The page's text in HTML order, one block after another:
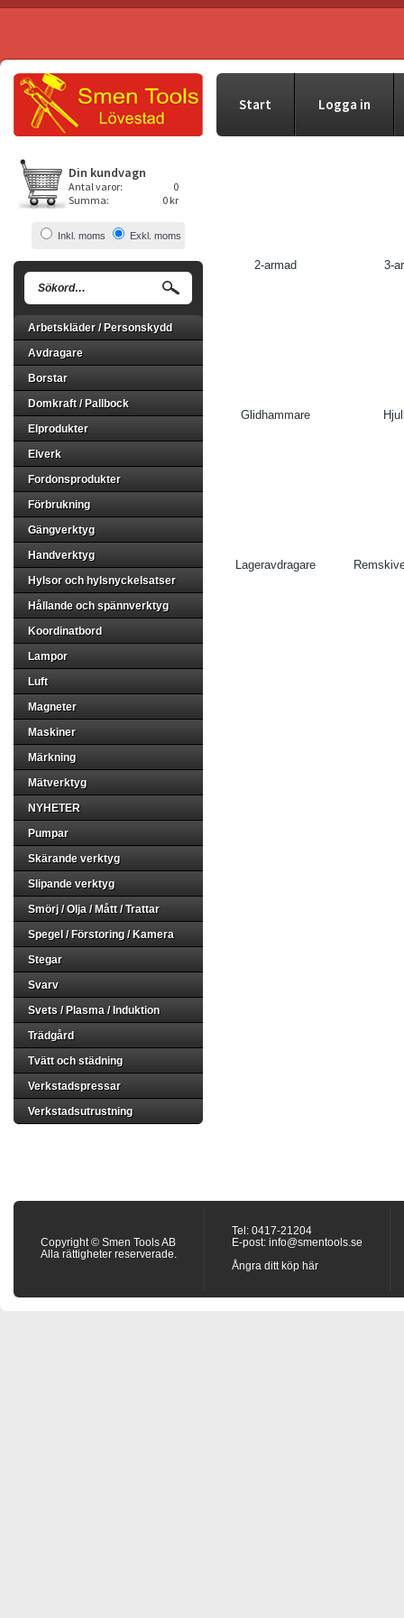
Start Logga in
Din kundvagn
Antal varor:
0
Summa:
0 kr
Inkl. moms Exkl. moms
Arbetskläder / Personskydd
Avdragare
Borstar
Domkraft / Pallbock
Elprodukter
Elverk
Fordonsprodukter
Förbrukning
Gängverktyg
Handverktyg
Hylsor och hylsnyckelsatser
Hållande och spännverktyg
Koordinatbord
Lampor
Luft
Magneter
Maskiner
Märkning
Mätverktyg
NYHETER
Pumpar
Skärande verktyg
Slipande verktyg
Smörj / Olja / Mått / Trattar
Spegel / Förstoring / Kamera
Stegar
Svarv
Svets / Plasma / Induktion
Trädgård
Tvätt och städning
Verkstadspressar
Verkstadsutrustning
2-armad 3-
Glidhammare
Lageravdragare
Copyright © Smen Tools AB
Alla rättigheter reserverade.
Tel: 0417-21204
E-post: info@smentools.se
Ångra ditt köp här